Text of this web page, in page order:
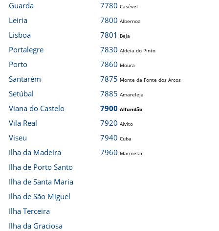
Guarda
Leiria
Lisboa
Portalegre
Porto
Santarém
Setúbal
Viana do Castelo
Vila Real
Viseu
Ilha da Madeira
Ilha de Porto Santo
Ilha de Santa Maria
Ilha de São Miguel
Ilha Terceira
Ilha da Graciosa
7780 Casével
7800 Albernoa
7801 Beja
7830 Aldeia do Pinto
7860 Moura
7875 Monte da Fonte dos Arcos
7885 Amareleja
7900 Alfundão
7920 Alvito
7940 Cuba
7960 Marmelar